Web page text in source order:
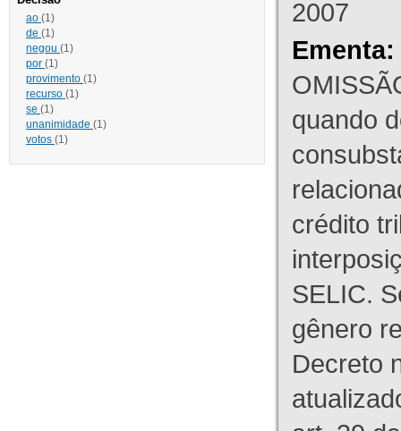
ao (1)
de (1)
negou (1)
por (1)
provimento (1)
recurso (1)
se (1)
unanimidade (1)
votos (1)
2007
Ementa:
quando
crédito
SELIC.
gênero
Decreto